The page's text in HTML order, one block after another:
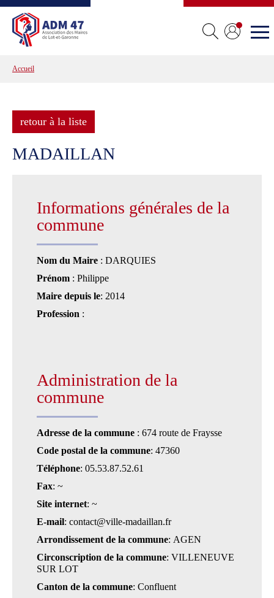
Accueil
retour à la liste
MADAILLAN
Informations générales de la
commune
Nom du Maire : DARQUIES
Prénom : Philippe
Maire depuis le: 2014
Profession :
Administration de la
commune
Adresse de la commune : 674 route de Fraysse
Code postal de la commune: 47360
Téléphone: 05.53.87.52.61
Fax: ~
Site internet: ~
E-mail: contact@ville-madaillan.fr
Arrondissement de la commune: AGEN
Circonscription de la commune: VILLENEUVE
SUR LOT
Canton de la commune: Confluent